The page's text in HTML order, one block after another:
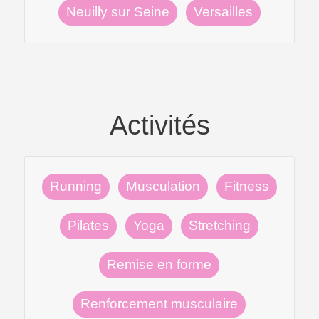
Neuilly sur Seine Versailles
Activités
Running Musculation Fitness
Pilates Yoga Stretching
Remise en forme
Renforcement musculaire